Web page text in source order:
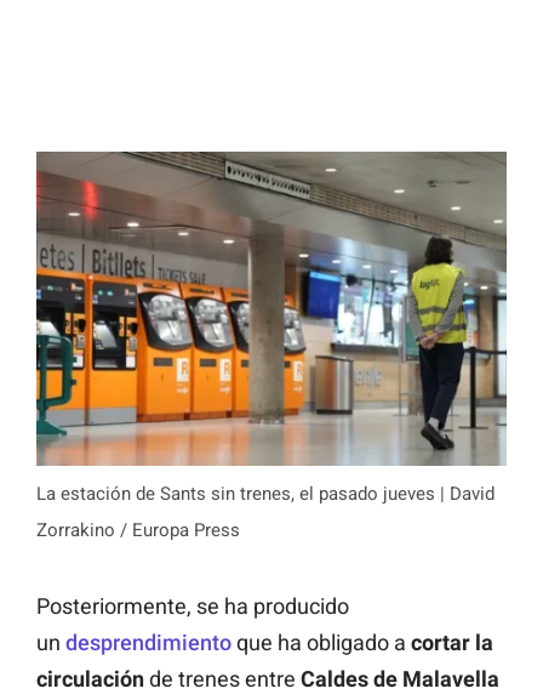
La estación de Sants sin trenes, el pasado jueves | David
Zorrakino / Europa Press
Posteriormente, se ha producido
un desprendimientoque ha obligado a cortar la
circulaciónde trenes entre Caldes de Malavella